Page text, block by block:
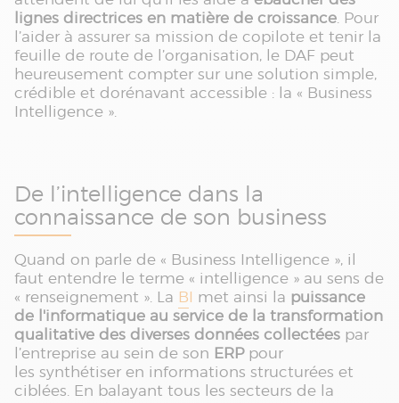
lignes directrices en matière de croissance. Pour
l’aider à assurer sa mission de copilote et tenir la
feuille de route de l’organisation, le DAF peut
heureusement compter sur une solution simple,
crédible et dorénavant accessible : la « Business
Intelligence ».
De l’intelligence dans la
connaissance de son business
Quand on parle de « Business Intelligence », il
faut entendre le terme « intelligence » au sens de
« renseignement ». La BI met ainsi la puissance
de l'informatique au service de la transformation
qualitative des diverses données collectées par
l’entreprise au sein de son ERPpour
les synthétiser en informations structurées et
ciblées. En balayant tous les secteurs de la